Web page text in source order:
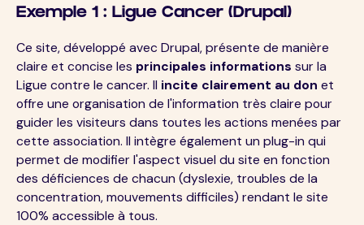
Exemple 1 : Ligue Cancer (Drupal)
Ce site, développé avec Drupal, présente de manière
claire et concise les principales informations sur la
Ligue contre le cancer. Il incite clairement au don et
offre une organisation de l'information très claire pour
guider les visiteurs dans toutes les actions menées par
cette association. Il intègre également un plug-in qui
permet de modifier l'aspect visuel du site en fonction
des déficiences de chacun (dyslexie, troubles de la
concentration, mouvements difficiles) rendant le site
100% accessible à tous.